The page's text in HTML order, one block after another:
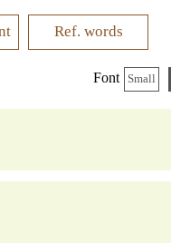
Ref. words
Font Small